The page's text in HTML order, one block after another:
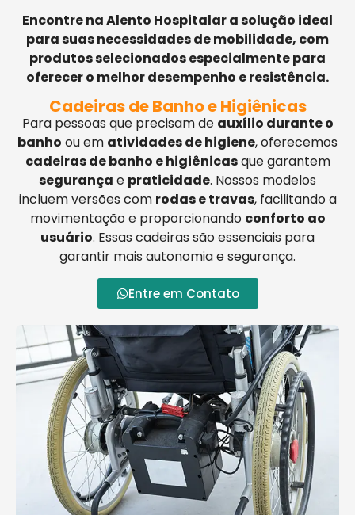
Encontre na Alento Hospitalar a solução ideal
para suas necessidades de mobilidade, com
produtos selecionados especialmente para
oferecer o melhor desempenho e resistência.
Cadeiras de Banho e Higiênicas
Para pessoas que precisam de auxílio durante o
banho ou em atividades de higiene, oferecemos
cadeiras de banho e higiênicasque garantem
segurança e praticidade. Nossos modelos
incluem versões com rodas e travas, facilitando a
movimentação e proporcionando conforto ao
usuário. Essas cadeiras são essenciais para
garantir mais autonomia e segurança.
Entre em Contato